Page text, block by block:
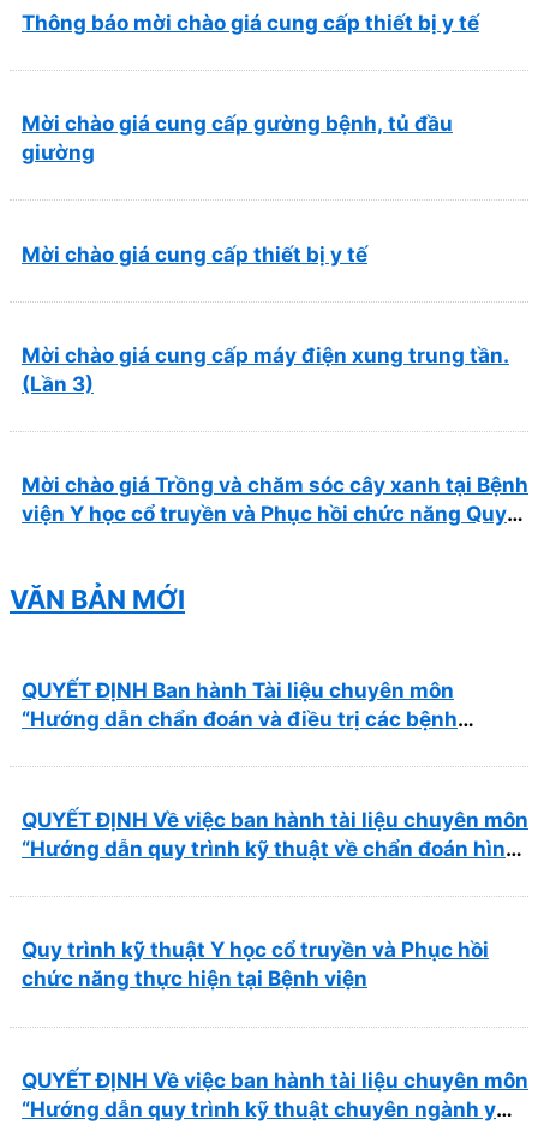
Thông báo mời chào giá cung cấp thiết bị y tế
Mời chào giá cung cấp gường bệnh, tủ đầu
giường
Mời chào giá cung cấp thiết bị y tế
Mời chào giá cung cấp máy điện xung trung tần.
(Lần 3)
Mời chào giá Trồng và chăm sóc cây xanh tại Bệnh
viện Y học cổ truyền và Phục hồi chức năng Quy
VĂN BẢN MỚI
QUYẾT ĐỊNH Ban hành Tài liệu chuyên môn
“Hướng dẫn chẩn đoán và điều trị các bệnh
QUYẾT ĐỊNH Về việc ban hành tài liệu chuyên môn
“Hướng dẫn quy trình kỹ thuật về chẩn đoán hình
Quy trình kỹ thuật Y học cổ truyền và Phục hồi
chức năng thực hiện tại Bệnh viện
QUYẾT ĐỊNH Về việc ban hành tài liệu chuyên môn
“Hướng dẫn quy trình kỹ thuật chuyên ngành y